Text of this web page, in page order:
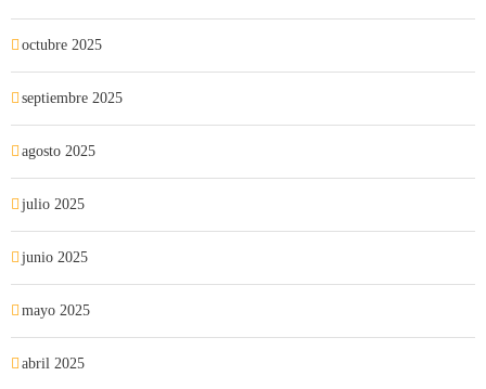
octubre 2025
septiembre 2025
agosto 2025
julio 2025
junio 2025
mayo 2025
abril 2025